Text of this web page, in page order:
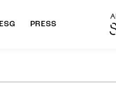
ESG PRESS